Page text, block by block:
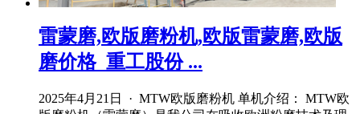
雷蒙磨,欧版磨粉机,欧版雷蒙磨,欧版
磨价格_重工股份 ...
2025年4月21日 · MTW欧版磨粉机 单机介绍： MTW欧